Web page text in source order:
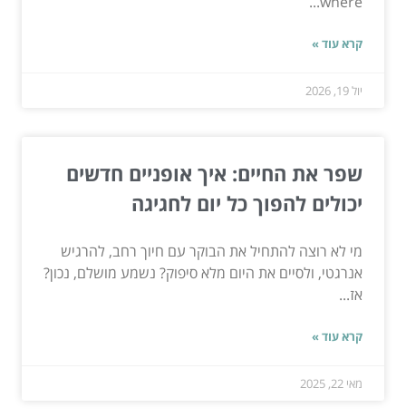
קרא עוד »
יול 19, 2026
שפר את החיים: איך אופניים חדשים
יכולים להפוך כל יום לחגיגה
מי לא רוצה להתחיל את הבוקר עם חיוך רחב, להרגיש
אנרגטי, ולסיים את היום מלא סיפוק? נשמע מושלם, נכון?
אז...
קרא עוד »
מאי 22, 2025